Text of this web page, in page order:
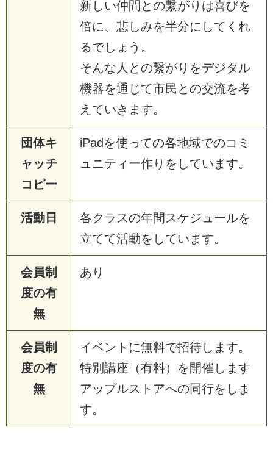
新しい仲間との繋がりは喜びを
倍に、悲しみを半分にしてくれ
るでしょう。
そんな人との繋がりをデジタル
機器を通じて市民との交流を考
えていきます。
団体キ
ャッチ
コピー
iPadを使っての各地域でのコミ
ュニティー作りをしています。
活動日
各クラスの年間スケジュールを
立てて活動をしています。
会員制
度の有
無
あり
会員制
度の有
無
イベントに無料で招待します。
特別講座（有料）を開催します
アップルストアへの同行をしま
す。